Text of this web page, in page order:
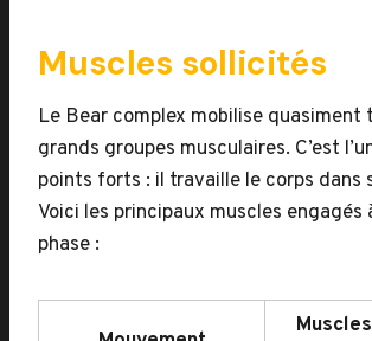
Muscles sollicités
Le Bear complex mobilise quasiment
grands groupes musculaires. C’est
points forts : il travaille le corps dans
Voici les principaux muscles engagés
phase :